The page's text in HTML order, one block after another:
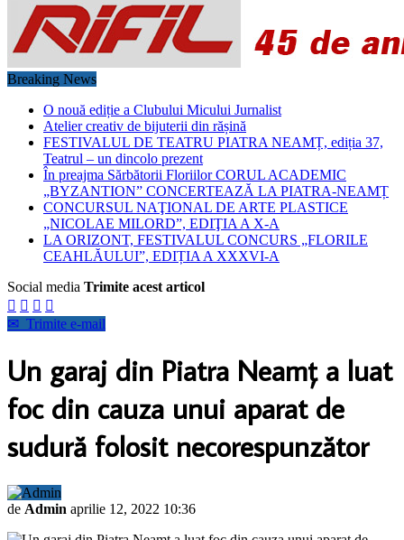
Breaking News
O nouă ediție a Clubului Micului Jurnalist
Atelier creativ de bijuterii din rășină
FESTIVALUL DE TEATRU PIATRA NEAMȚ, ediția 37,
Teatrul – un dincolo prezent
În preajma Sărbătorii Floriilor CORUL ACADEMIC
„BYZANTION” CONCERTEAZĂ LA PIATRA-NEAMȚ
CONCURSUL NAŢIONAL DE ARTE PLASTICE
„NICOLAE MILORD”, EDIŢIA A X-A
LA ORIZONT, FESTIVALUL CONCURS „FLORILE
CEAHLĂULUI”, EDIȚIA A XXXVI-A
Social media Trimite acest articol
   
✉ Trimite e-mail
Un garaj din Piatra Neamț a luat
foc din cauza unui aparat de
sudură folosit necorespunzător
de Admin aprilie 12, 2022 10:36